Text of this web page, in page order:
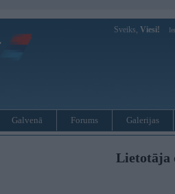
Sveiks, Viesi!
Galvenā Forums Galerijas
Lietotāja